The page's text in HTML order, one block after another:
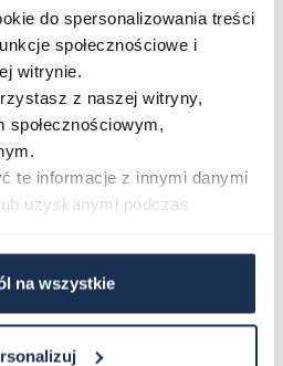
do spersonalizowania treści
społecznościowe i
witrynie.
z naszej witryny,
te informacje z innymi danymi
uzyskanymi podczas
na wszystkie
kupowane